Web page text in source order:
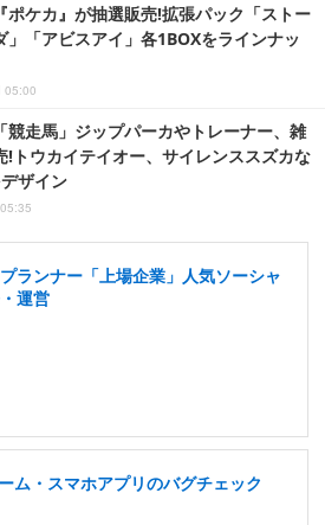
ポケカ』が抽選販売!拡張パック「ストー
」「アビスアイ」各1BOXをラインナッ
05:00
競走馬」ジップパーカやトレーナー、雑
!トウカイテイオー、サイレンススズカな
ザイン
ランナー「上場企業」人気ソーシャ
運営
ム・スマホアプリのバグチェック